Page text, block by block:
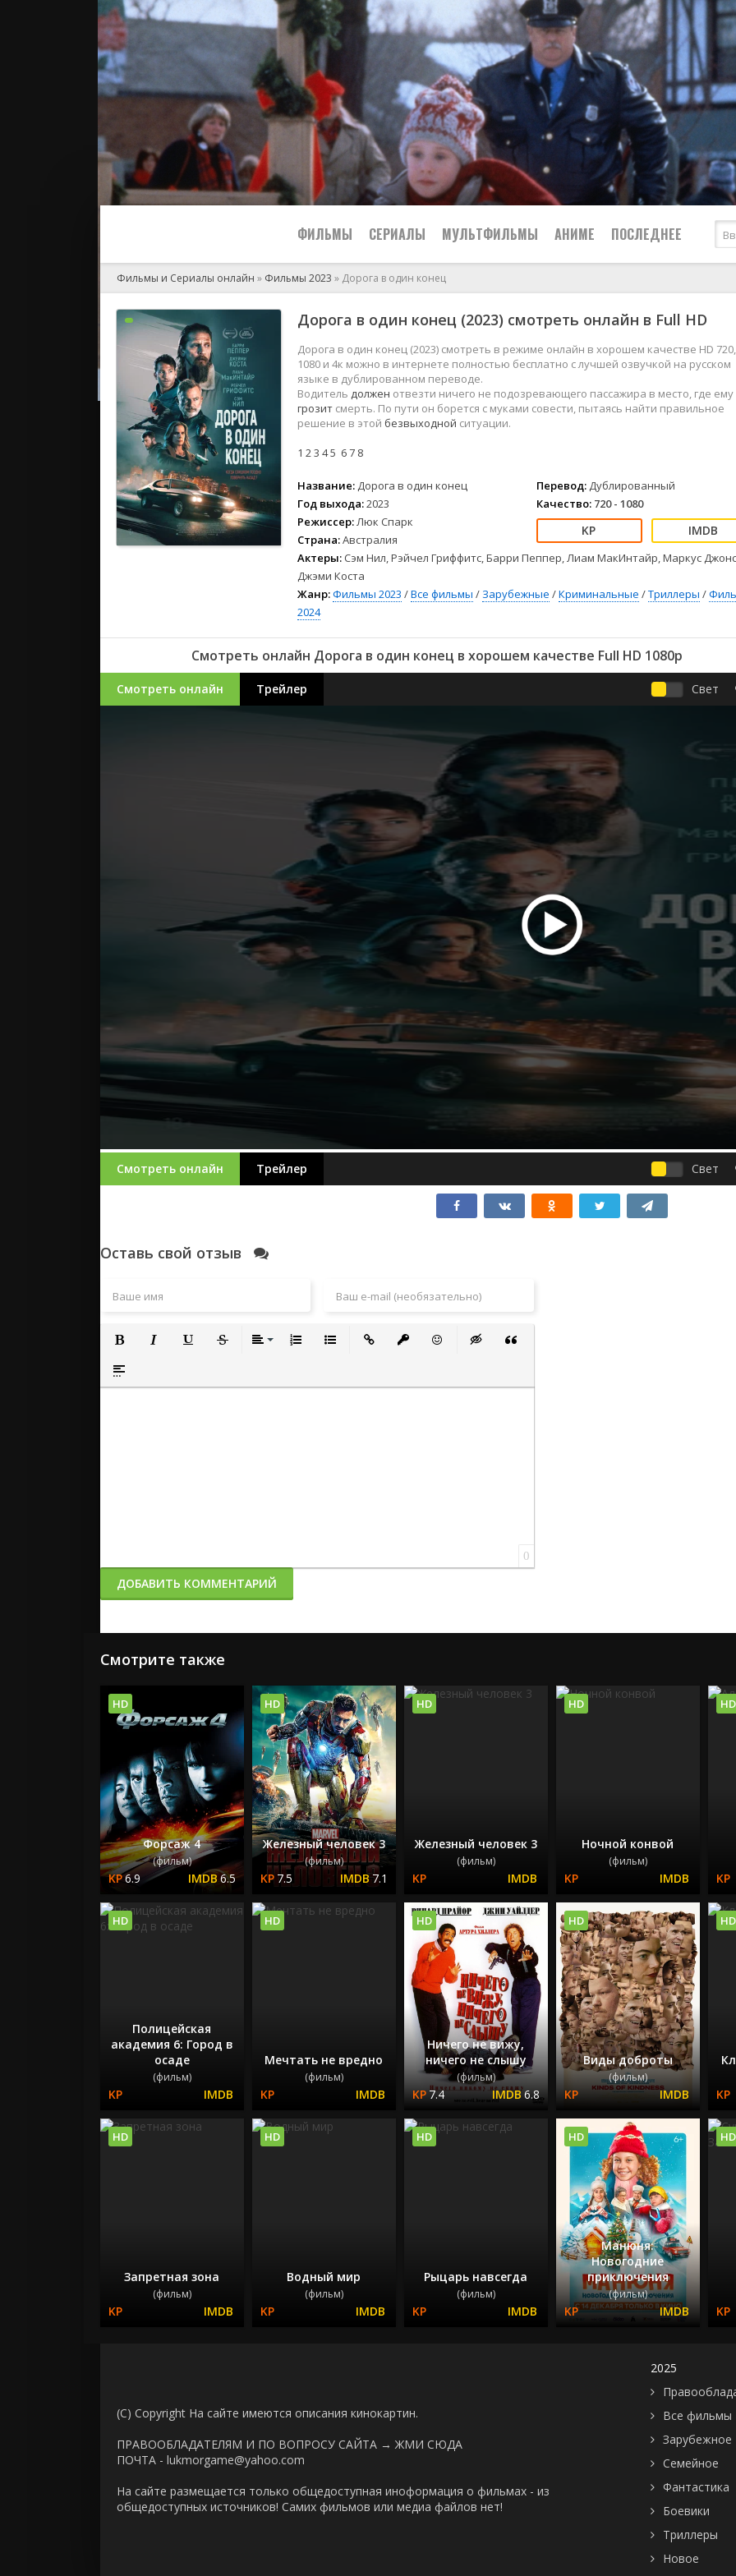
ФИЛЬМЫ
2024
2023
2022
2021
Русские
Зарубежные
Боевики
Военные
Детективы
Детские
Драмы
Комедии
Мелодрамы
Приключения
Семейные
Спорт
Триллеры
СЕРИАЛЫ МУЛЬТФИЛЬМЫ АНИМЕ ПОСЛЕДНЕЕ
2024
2023
2022
2021
Зарубежные
Фильмы из соцетей
Фильмы и Сериалы онлайн » Фильмы 2023 » Дорога в один конец
Дорога в один конец (2023) смотреть онлайн в Full HD
Дорога в один конец (2023) смотреть в режиме онлайн в хорошем качестве HD 720,
1080 и 4к можно в интернете полностью бесплатно с лучшей озвучкой на русском
языке в дублированном переводе.
Водитель должен отвезти ничего не подозревающего пассажира в место, где ему
грозит смерть. По пути он борется с муками совести, пытаясь найти правильное
решение в этой безвыходной ситуации.
1 23 45 67 8
Название: Дорога в один конец
Год выхода:2023
Режиссер:Люк Спарк
Страна:Австралия
Перевод: Дублированный
Качество: 720 - 1080
Актеры: Сэм Нил, Рэйчел Гриффитс, Барри Пеппер, Лиам МакИнтайр, Маркус
Джэми Коста
Жанр:Фильмы 2023 /Все фильмы / Зарубежные /Криминальные /Триллеры /
2024
Смотреть онлайн Дорога в один конец в хорошем качестве Full HD 1080p
Смотреть онлайн Трейлер Свет
Смотреть онлайн Трейлер Свет
Оставь свой отзыв
Полужирный
Вставка спойлера
0
ДОБАВИТЬ КОММЕНТАРИЙ
Смотрите также
Форсаж 4
(фильм)
6.9 6.5
HD
Железный человек 3
(фильм)
7.5 7.1
HD
Железный человек 3
(фильм)
HD
Ночной конвой
(фильм)
HD HD
Полицейская
академия 6: Город в
осаде
(фильм)
HD
Мечтать не вредно
(фильм)
HD
Ничего не вижу,
ничего не слышу
(фильм)
7.4 6.8
HD
Виды доброты
(фильм)
HD HD
Запретная зона
(фильм)
HD
Водный мир
(фильм)
HD
Рыцарь навсегда
(фильм)
HD
Манюня:
Новогодние
приключения
(фильм)
HD HD
(C) Copyright На сайте имеются описания кинокартин.
ПРАВООБЛАДАТЕЛЯМ И ПО ВОПРОСУ САЙТА → ЖМИ СЮДА
ПОЧТА - lukmorgame@yahoo.com
На сайте размещается только общедоступная иноформация о фильмах - из
общедоступных источников! Самих фильмов или медиа файлов нет!
2025
Все фильмы
Зарубежное
Семейное
Фантастика
Боевики
Триллеры
Новое